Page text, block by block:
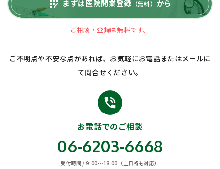
app_registration まずは医院開業登録 （無料） から
ご相談・登録は無料です。
ご不明点や不安な点があれば、お気軽にお電話またはメールに
て問合せください。
phone_in_talk
お電話でのご相談
06-6203-6668
受付時間 / 9:00〜18:00（土日祝も対応）